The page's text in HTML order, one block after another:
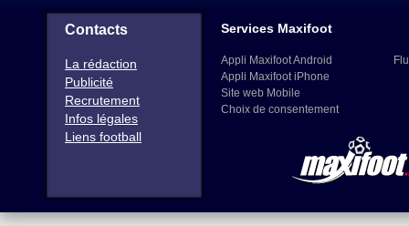
Contacts
La rédaction
Publicité
Recrutement
Infos légales
Liens football
Services Maxifoot
Appli Maxifoot Android
Appli Maxifoot iPhone
Site web Mobile
Choix de consentement